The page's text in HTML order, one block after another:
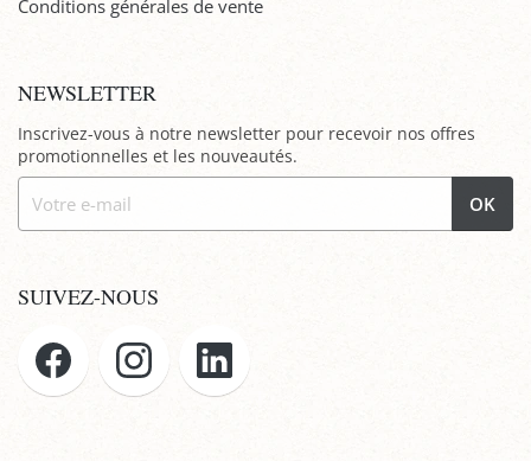
Conditions générales de vente
NEWSLETTER
Inscrivez-vous à notre newsletter pour recevoir nos offres
promotionnelles et les nouveautés.
OK
SUIVEZ-NOUS